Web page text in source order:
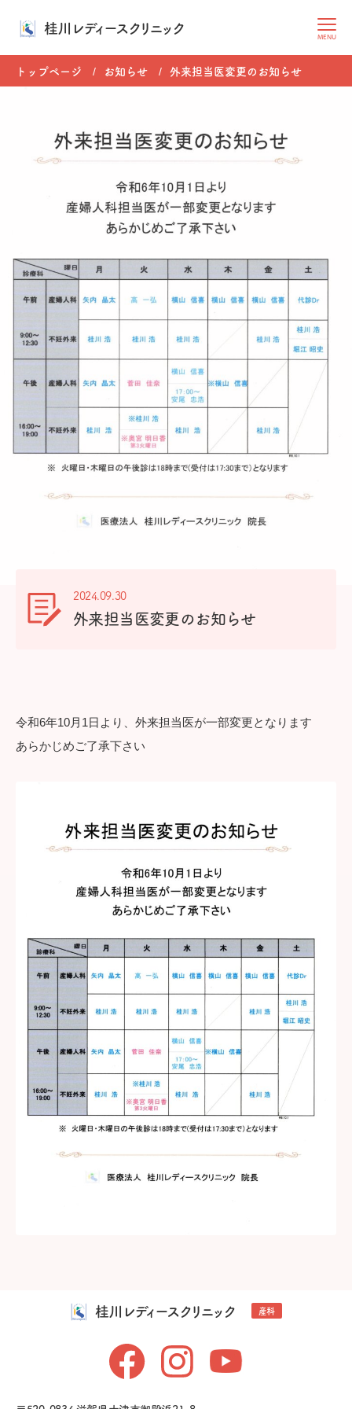
桂川レディースクリニック MENU
トップページ お知らせ 外来担当医変更のお知らせ
2024.09.30
外来担当医変更のお知らせ
令和6年10月1日より、外来担当医が一部変更となります
あらかじめご了承下さい
桂川レディースクリニック 産科